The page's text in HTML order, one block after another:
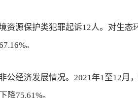
源保护类犯罪起诉12人。对生态
。
经济发展情况。2021年1至12月
降75.61%。